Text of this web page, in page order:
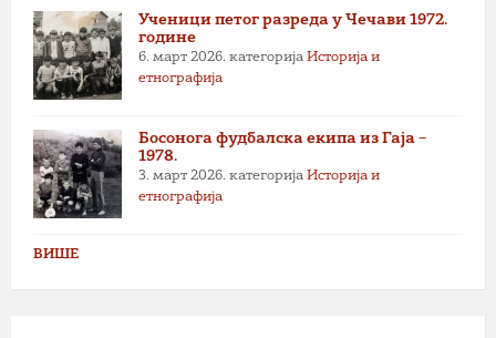
Ученици петог разреда у Чечави 1972.
године
6. март 2026. категорија Историја и
етнографија
Босонога фудбалска екипа из Гаја –
1978.
3. март 2026. категорија Историја и
етнографија
ВИШЕ